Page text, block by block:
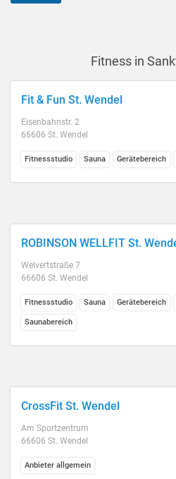
Fitness in
Fit & Fun St. Wendel
Eisenbahnstr. 2
66606 St. Wendel
Fitnessstudio Sauna Gerätebereich
ROBINSON WELLFIT St.
Welvertstraße 7
66606 St. Wendel
Fitnessstudio Sauna Gerätebereich
Saunabereich
CrossFit St. Wendel
Am Sportzentrum
66606 St. Wendel
Anbieter allgemein